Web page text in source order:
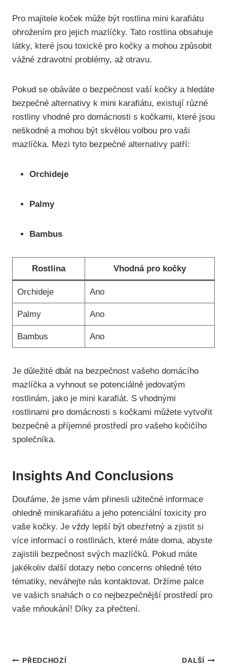
Pro majitele koček může být rostlina mini karafiátu
ohrožením pro jejich mazlíčky. Tato rostlina obsahuje
látky, které jsou toxické pro kočky a mohou způsobit
vážné zdravotní problémy, až otravu.
Pokud se obáváte o bezpečnost vaší kočky a hledáte
bezpečné alternativy k mini karafiátu, existují různé
rostliny vhodné pro domácnosti s kočkami, které jsou
neškodné a mohou být skvělou volbou pro vaši
mazlíčka. Mezi tyto bezpečné alternativy patří:
Orchideje
Palmy
Bambus
Rostlina Vhodná pro kočky
Orchideje Ano
Palmy Ano
Bambus Ano
Je důležité dbát na bezpečnost vašeho domácího
mazlíčka a vyhnout se potenciálně jedovatým
rostlinám, jako je mini karafiát. S vhodnými
rostlinami pro domácnosti s kočkami můžete vytvořit
bezpečné a příjemné prostředí pro vašeho kočičího
společníka.
Insights And Conclusions
Doufáme, že jsme vám přinesli užitečné informace
ohledně minikarafiátu a jeho potenciální toxicity pro
vaše kočky. Je vždy lepší být obezřetný a zjistit si
více informací o rostlinách, které máte doma, abyste
zajistili bezpečnost svých mazlíčků. Pokud máte
jakékoliv další dotazy nebo concerns ohledně této
tématiky, neváhejte nás kontaktovat. Držíme palce
ve vašich snahách o co nejbezpečnější prostředí pro
vaše mňoukání! Díky za přečtení.
Navigace
PŘEDCHOZÍ DALŠÍ